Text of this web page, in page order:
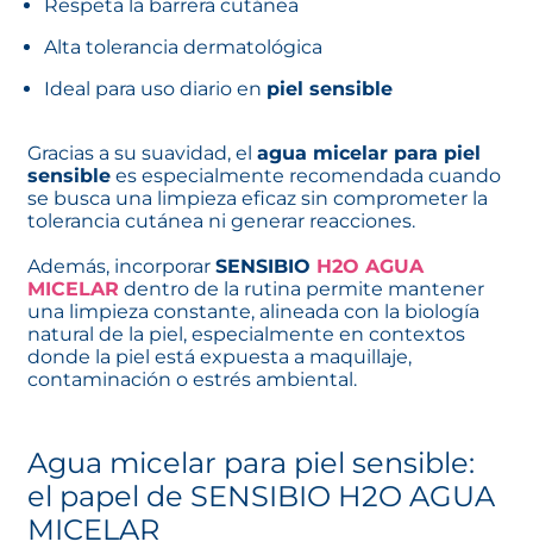
Respeta la barrera cutánea
Alta tolerancia dermatológica
Ideal para uso diario en piel sensible
Gracias a su suavidad, el agua micelar para piel
sensible es especialmente recomendada cuando
se busca una limpieza eficaz sin comprometer la
tolerancia cutánea ni generar reacciones.
Además, incorporar SENSIBIO H2O AGUA
MICELAR dentro de la rutina permite mantener
una limpieza constante, alineada con la biología
natural de la piel, especialmente en contextos
donde la piel está expuesta a maquillaje,
contaminación o estrés ambiental.
Agua micelar para piel sensible:
el papel de SENSIBIO H2O AGUA
MICELAR